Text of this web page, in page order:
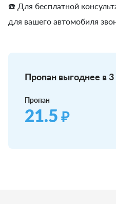
☎️ Для бесплатной
для вашего автомобиля
Пропан выгоднее в 3
Пропан
21.5 ₽